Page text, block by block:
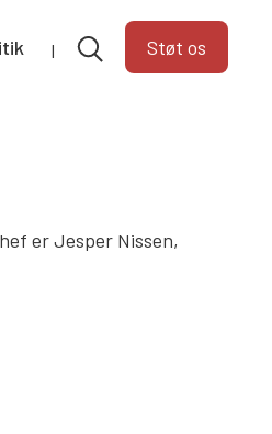
Støt os
er Jesper Nissen,